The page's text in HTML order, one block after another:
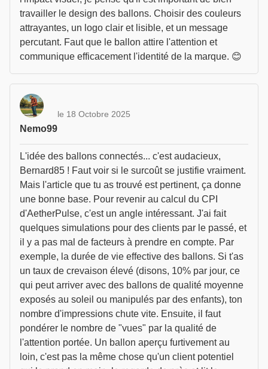
travailler le design des ballons. Choisir des couleurs
attrayantes, un logo clair et lisible, et un message
percutant. Faut que le ballon attire l'attention et
communique efficacement l'identité de la marque. 😊
Nemo99
le 18 Octobre 2025
L'idée des ballons connectés... c'est audacieux,
Bernard85 ! Faut voir si le surcoût se justifie vraiment.
Mais l'article que tu as trouvé est pertinent, ça donne
une bonne base. Pour revenir au calcul du CPI
d'AetherPulse, c'est un angle intéressant. J'ai fait
quelques simulations pour des clients par le passé, et
il y a pas mal de facteurs à prendre en compte. Par
exemple, la durée de vie effective des ballons. Si t'as
un taux de crevaison élevé (disons, 10% par jour, ce
qui peut arriver avec des ballons de qualité moyenne
exposés au soleil ou manipulés par des enfants), ton
nombre d'impressions chute vite. Ensuite, il faut
pondérer le nombre de "vues" par la qualité de
l'attention portée. Un ballon aperçu furtivement au
loin, c'est pas la même chose qu'un client potentiel